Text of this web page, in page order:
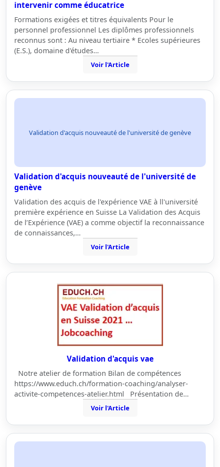
intervenir comme éducatrice
Formations exigées et titres équivalents Pour le
personnel professionnel Les diplômes professionnels
reconnus sont : Au niveau tertiaire * Ecoles supérieures
(E.S.), domaine d'études…
Voir l'Article
Validation d'acquis nouveauté de l'université de genève
Validation d'acquis nouveauté de l'université de
genève
Validation des acquis de l'expérience VAE à ll'université
première expérience en Suisse La Validation des Acquis
de l’Expérience (VAE) a comme objectif la reconnaissance
de connaissances,…
Voir l'Article
Validation d'acquis vae
Notre atelier de formation Bilan de compétences
https://www.educh.ch/formation-coaching/analyser-
activite-competences-atelier.html Présentation de…
Voir l'Article